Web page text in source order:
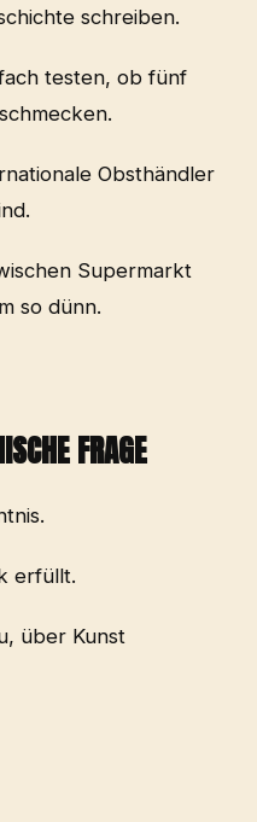
schreiben.
testen, ob fünf
Obsthändler
Supermarkt
so dünn.
FRAGE
erfüllt.
über Kunst